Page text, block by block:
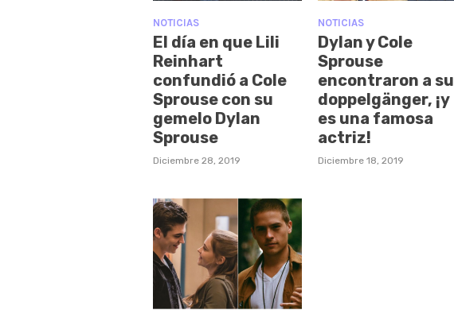
NOTICIAS
El día en que Lili
Reinhart
confundió a Cole
Sprouse con su
gemelo Dylan
Sprouse
Diciembre 28, 2019
NOTICIAS
Dylan y Cole
Sprouse
encontraron a su
doppelgänger, ¡y
es una famosa
actriz!
Diciembre 18, 2019